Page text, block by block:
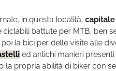
in questa località,
ciclabili battute per MTB, ben
la bici per delle visite alle
ed antichi manieri
la propria abilità di biker con